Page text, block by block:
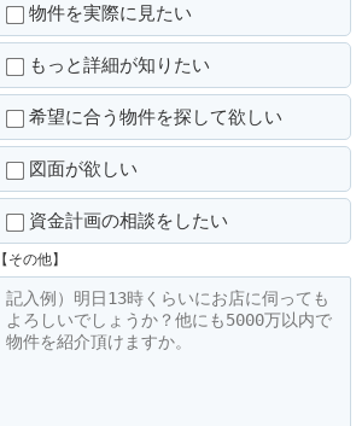
物件を実際に見たい
もっと詳細が知りたい
希望に合う物件を探して欲しい
図面が欲しい
資金計画の相談をしたい
【その他】